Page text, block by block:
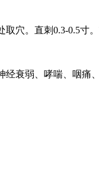
穴。直刺0.3-0.5寸
衰弱、哮喘、咽痛